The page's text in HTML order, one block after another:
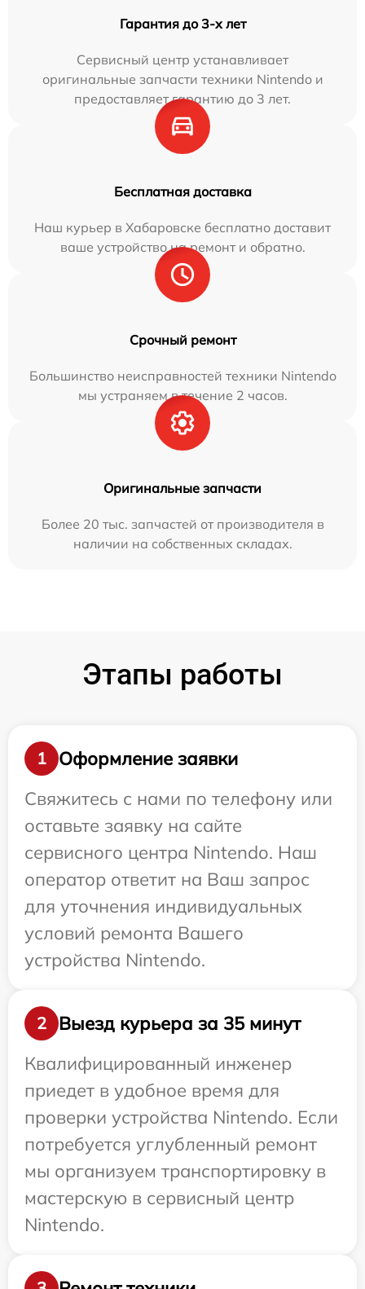
Гарантия до 3-х лет
Сервисный центр устанавливает
оригинальные запчасти техники Nintendo и
предоставляет гарантию до 3 лет.
Бесплатная доставка
Наш курьер в Хабаровске бесплатно доставит
ваше устройство на ремонт и обратно.
Срочный ремонт
Большинство неисправностей техники Nintendo
мы устраняем в течение 2 часов.
Оригинальные запчасти
Более 20 тыс. запчастей от производителя в
наличии на собственных складах.
Этапы работы
1
Оформление заявки
Свяжитесь с нами по телефону или
оставьте заявку на сайте
сервисного центра Nintendo. Наш
оператор ответит на Ваш запрос
для уточнения индивидуальных
условий ремонта Вашего
устройства Nintendo.
2
Выезд курьера за 35 минут
Квалифицированный инженер
приедет в удобное время для
проверки устройства Nintendo. Если
потребуется углубленный ремонт
мы организуем транспортировку в
мастерскую в сервисный центр
Nintendo.